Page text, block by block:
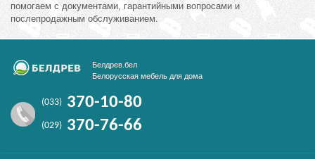
помогаем с документами, гарантийными вопросами и
послепродажным обслуживанием.
Белдрев.бел
Белорусская мебель для дома
(033) 370-10-80
(029) 370-76-66